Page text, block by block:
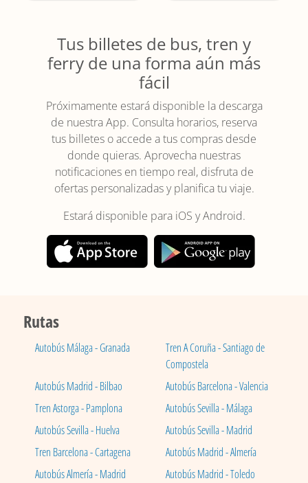
Tus billetes de bus, tren y
ferry de una forma aún más
fácil
Próximamente estará disponible la descarga
de nuestra App. Consulta horarios, reserva
tus billetes o accede a tus compras desde
donde quieras. Aprovecha nuestras
notificaciones en tiempo real, disfruta de
ofertas personalizadas y planifica tu viaje.
Estará disponible para iOS y Android.
Rutas
Autobús Málaga - Granada
Tren A Coruña - Santiago de
Compostela
Autobús Madrid - Bilbao
Autobús Barcelona - Valencia
Tren Astorga - Pamplona
Autobús Sevilla - Málaga
Autobús Sevilla - Huelva
Autobús Sevilla - Madrid
Tren Barcelona - Cartagena
Autobús Madrid - Almería
Autobús Almería - Madrid
Autobús Madrid - Toledo